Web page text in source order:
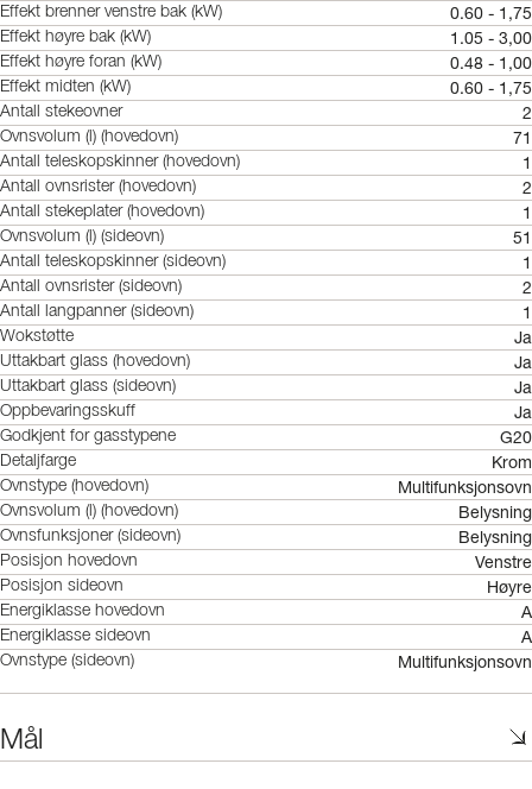
Effekt brenner venstre bak (kW) 0.60 - 1,75
Effekt høyre bak (kW) 1.05 - 3,00
Effekt høyre foran (kW) 0.48 - 1,00
Effekt midten (kW) 0.60 - 1,75
Antall stekeovner 2
Ovnsvolum (l) (hovedovn) 71
Antall teleskopskinner (hovedovn) 1
Antall ovnsrister (hovedovn) 2
Antall stekeplater (hovedovn) 1
Ovnsvolum (l) (sideovn) 51
Antall teleskopskinner (sideovn) 1
Antall ovnsrister (sideovn) 2
Antall langpanner (sideovn) 1
Wokstøtte Ja
Uttakbart glass (hovedovn) Ja
Uttakbart glass (sideovn) Ja
Oppbevaringsskuff Ja
Godkjent for gasstypene G20
Detaljfarge Krom
Ovnstype (hovedovn) Multifunksjonsovn
Ovnsvolum (l) (hovedovn) Belysning
Ovnsfunksjoner (sideovn) Belysning
Posisjon hovedovn Venstre
Posisjon sideovn Høyre
Energiklasse hovedovn A
Energiklasse sideovn A
Ovnstype (sideovn) Multifunksjonsovn
Mål